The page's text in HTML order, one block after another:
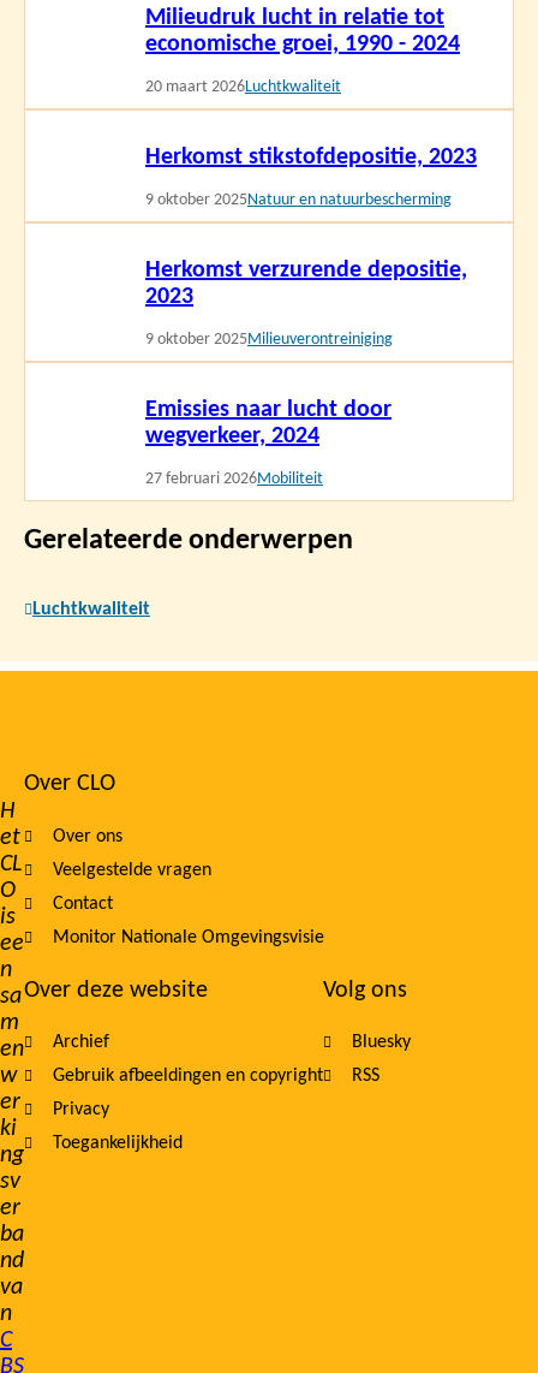
Milieudruk lucht in relatie tot
economische groei, 1990 - 2024
20 maart 2026Luchtkwaliteit
Herkomst stikstofdepositie, 2023
9 oktober 2025Natuur en natuurbescherming
Herkomst verzurende depositie,
2023
9 oktober 2025Milieuverontreiniging
Emissies naar lucht door
wegverkeer, 2024
27 februari 2026Mobiliteit
Gerelateerde onderwerpen
Luchtkwaliteit
H
et
CL
O
is
ee
n
sa
m
en
w
er
ki
ng
sv
er
ba
nd
va
n
C
BS
Footer
navigation
Over CLO
Over ons
Veelgestelde vragen
Contact
Monitor Nationale Omgevingsvisie
Over deze website
Archief
Gebruik afbeeldingen en copyright
Privacy
Toegankelijkheid
Volg ons
Bluesky
RSS